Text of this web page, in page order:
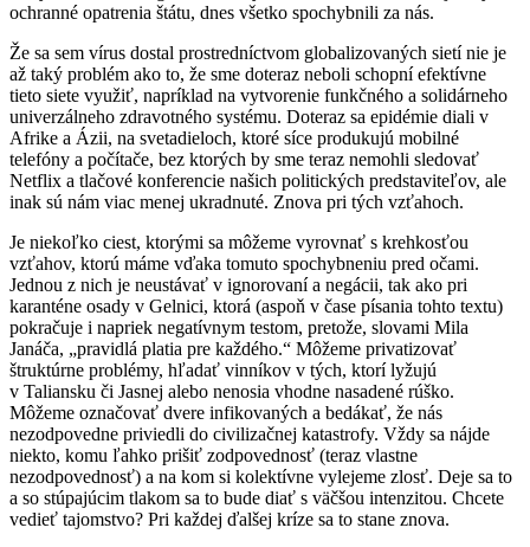
ochranné opatrenia štátu, dnes všetko spochybnili za nás.
Že sa sem vírus dostal prostredníctvom globalizovaných sietí nie je
až taký problém ako to, že sme doteraz neboli schopní efektívne
tieto siete využiť, napríklad na vytvorenie funkčného a solidárneho
univerzálneho zdravotného systému. Doteraz sa epidémie diali v
Afrike a Ázii, na svetadieloch, ktoré síce produkujú mobilné
telefóny a počítače, bez ktorých by sme teraz nemohli sledovať
Netflix a tlačové konferencie našich politických predstaviteľov, ale
inak sú nám viac menej ukradnuté. Znova pri tých vzťahoch.
Je niekoľko ciest, ktorými sa môžeme vyrovnať s krehkosťou
vzťahov, ktorú máme vďaka tomuto spochybneniu pred očami.
Jednou z nich je neustávať v ignorovaní a negácii, tak ako pri
karanténe osady v Gelnici, ktorá (aspoň v čase písania tohto textu)
pokračuje i napriek negatívnym testom, pretože, slovami Mila
Janáča, „pravidlá platia pre každého.“ Môžeme privatizovať
štruktúrne problémy, hľadať vinníkov v tých, ktorí lyžujú
v Taliansku či Jasnej alebo nenosia vhodne nasadené rúško.
Môžeme označovať dvere infikovaných a bedákať, že nás
nezodpovedne priviedli do civilizačnej katastrofy. Vždy sa nájde
niekto, komu ľahko prišiť zodpovednosť (teraz vlastne
nezodpovednosť) a na kom si kolektívne vylejeme zlosť. Deje sa to
a so stúpajúcim tlakom sa to bude diať s väčšou intenzitou. Chcete
vedieť tajomstvo? Pri každej ďalšej kríze sa to stane znova.